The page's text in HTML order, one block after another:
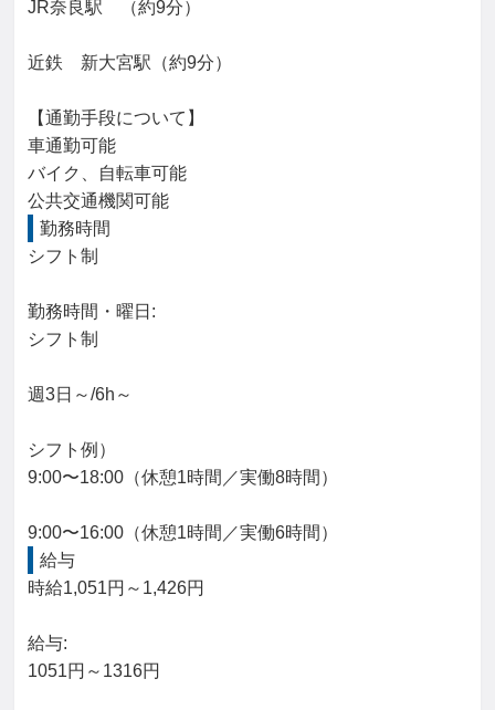
JR奈良駅　（約9分）
近鉄　新大宮駅（約9分）
【通勤手段について】
車通勤可能
バイク、自転車可能
公共交通機関可能
勤務時間
シフト制
勤務時間・曜日:
シフト制
週3日～/6h～
シフト例）
9:00〜18:00（休憩1時間／実働8時間）
9:00〜16:00（休憩1時間／実働6時間）
給与
時給1,051円～1,426円
給与:
1051円～1316円